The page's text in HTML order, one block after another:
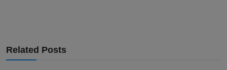
Related Posts